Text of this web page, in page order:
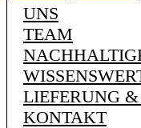
UNS
TEAM
LIEFERUNG
KONTAKT